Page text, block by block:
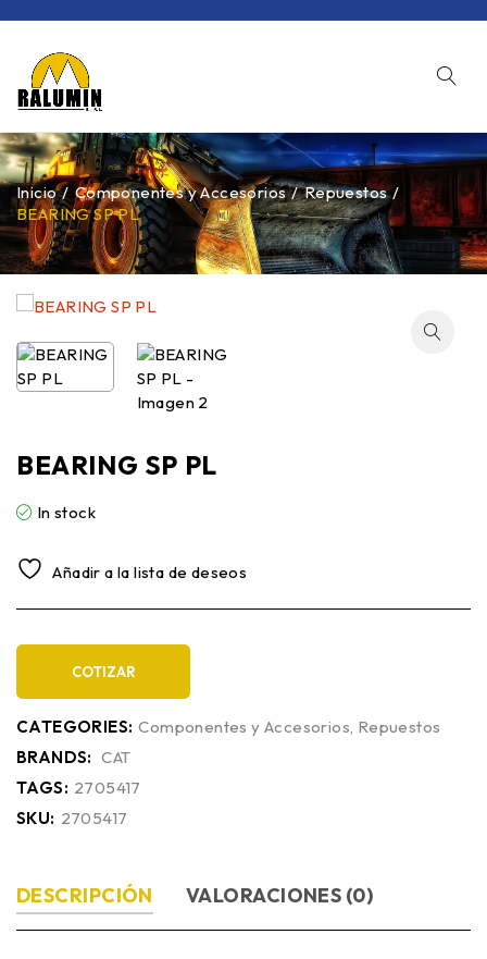
Inicio / Componentes y Accesorios / Repuestos /
BEARING SP PL
BEARING SP PL
In stock
Añadir a la lista de deseos
COTIZAR
CATEGORIES: Componentes y Accesorios, Repuestos
BRANDS: CAT
TAGS: 2705417
SKU: 2705417
DESCRIPCIÓN VALORACIONES (0)